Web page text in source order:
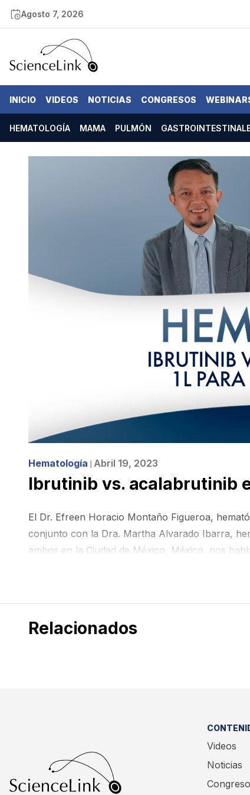
Agosto 7, 2026
INICIO VIDEOS NOTICIAS CONGRESOS
HEMATOLOGÍA MAMA PULMÓN
Hematología ❘ Abril 19, 2023
Ibrutinib vs. acalabrutinib
El Dr. Efreen Horacio Montaño Figueroa,
conjunto con la Dra. Martha Alvarado Ibarra,
ambos en la Ciudad de México, México, nos
Relacionados
Videos
Noticias